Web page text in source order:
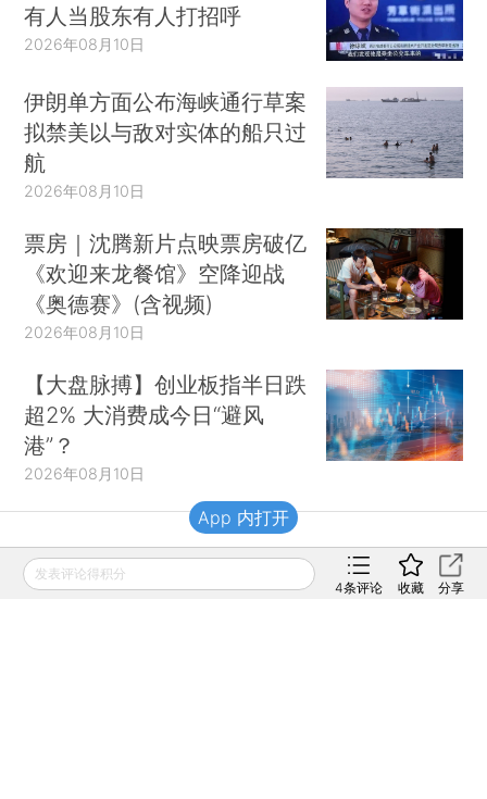
有人当股东有人打招呼
2026年08月10日
伊朗单方面公布海峡通行草案
拟禁美以与敌对实体的船只过
航
2026年08月10日
票房｜沈腾新片点映票房破亿
《欢迎来龙餐馆》空降迎战
《奥德赛》(含视频)
2026年08月10日
【大盘脉搏】创业板指半日跌
超2% 大消费成今日“避风
港”？
2026年08月10日
财新移动
发表评论得积分
4条评论 收藏 分享
App 内打开